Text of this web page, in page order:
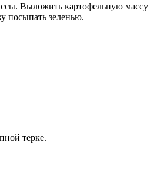
Выложить картофельную массу
посыпать зеленью.
терке.